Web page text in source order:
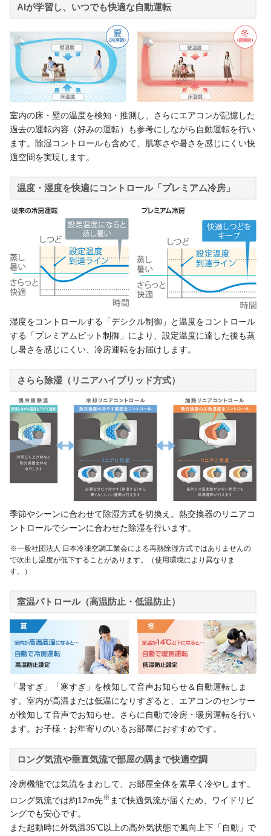
AIが学習し、いつでも快適な自動運転
室内の床・壁の温度を検知・推測し、さらにエアコンが記憶した
過去の運転内容（好みの運転）も参考にしながら自動運転を行い
ます。除湿コントロールも含めて、肌寒さや暑さを感じにくい快
適空間を実現します。
温度・湿度を快適にコントロール「プレミアム冷房」
湿度をコントロールする「デシクル制御」と温度をコントロール
する「プレミアムピット制御」により、設定温度に達した後も蒸
し暑さを感じにくい、冷房運転をお届けします。
さらら除湿（リニアハイブリッド方式）
季節やシーンに合わせて除湿方式を切換え。熱交換器のリニアコ
ントロールでシーンに合わせた除湿を行います。
※一般社団法人 日本冷凍空調工業会による再熱除湿方式ではありませんの
で吹出し温度が低下することがあります。（使用環境により異なりま
す。）
室温パトロール（高温防止・低温防止）
「暑すぎ」「寒すぎ」を検知して音声お知らせ＆自動運転しま
す。室内が高温または低温になりすぎると、エアコンのセンサー
が検知して音声でお知らせ。さらに自動で冷房・暖房運転を行い
ます。お子様・お年寄りのいるお部屋におすすめです。
ロング気流や垂直気流で部屋の隅まで快適空調
冷房機能では気流をまわして、お部屋全体を素早く冷やします。
ロング気流では約12m先※ まで快適気流が届くため、ワイドリビ
ングでも安心です。
また起動時に外気温35℃以上の高外気状態で風向上下「自動」で